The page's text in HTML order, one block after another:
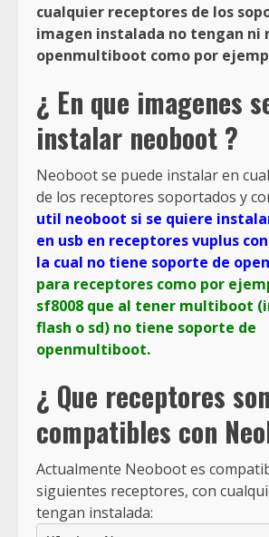
cualquier receptores de los
imagen instalada no tengan ni
openmultiboot como por
¿ En que imagenes
instalar neoboot ?
Neoboot se puede instalar en
de los receptores soportados y
util neoboot si se quiere
en usb en receptores vuplus
la cual no tiene soporte de
para receptores como por
sf8008 que al tener multiboot
flash o sd) no tiene soporte de
openmultiboot.
¿ Que receptores son
compatibles con
Actualmente Neoboot es
siguientes receptores, con
tengan instalada: